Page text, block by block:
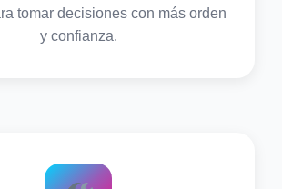
tomar decisiones con más orden
y confianza.